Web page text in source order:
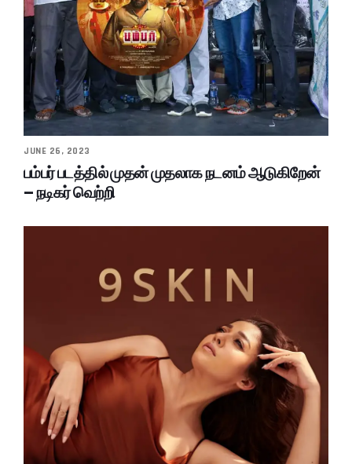
JUNE 26, 2023
பம்பர் படத்தில் முதன் முதலாக நடனம் ஆடுகிறேன்
– நடிகர் வெற்றி